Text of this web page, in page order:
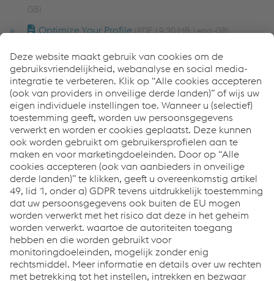
GB
Optimize Your Profile PDF 9.20 MB eng-GB
BUILDING
Building Brochure NL PDF 23.55 MB eng-GB
FlexBuild PDF 2.32 MB eng-GB
Z-Range PDF 1.96 MB eng-GB
SOLAR
Flexpark-F PDF 11.61 MB eng-GB
Flexpark Variable PDF 2.23 MB eng-GB
Solar brochure 2024 PDF 7.37 MB eng-GB
FlexAgri Vertical PDF 441.28 KB eng-GB
FlexAgri Fruit PDF 503.51 KB eng-GB
Flexroof PDF 2.03 MB eng-GB